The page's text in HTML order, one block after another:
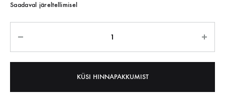
Saadaval järeltellimisel
KÜSI HINNAPAKKUMIST